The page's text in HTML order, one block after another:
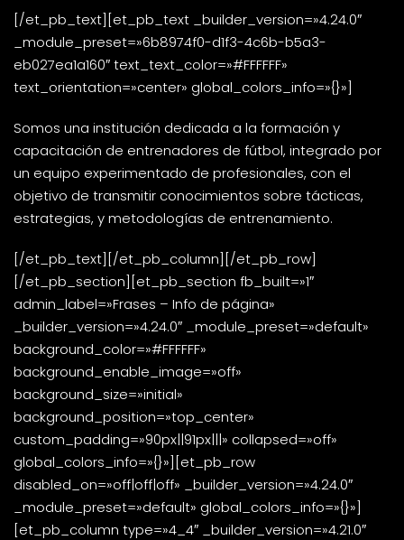
[/et_pb_text][et_pb_text _builder_version=»4.24.0″
_module_preset=»6b8974f0-d1f3-4c6b-b5a3-
eb027ea1a160″ text_text_color=»#FFFFFF»
text_orientation=»center» global_colors_info=»{}»]
Somos una institución dedicada a la formación y
capacitación de entrenadores de fútbol, integrado por
un equipo experimentado de profesionales, con el
objetivo de transmitir conocimientos sobre tácticas,
estrategias, y metodologías de entrenamiento.
[/et_pb_text][/et_pb_column][/et_pb_row]
[/et_pb_section][et_pb_section fb_built=»1″
admin_label=»Frases – Info de página»
_builder_version=»4.24.0″ _module_preset=»default»
background_color=»#FFFFFF»
background_enable_image=»off»
background_size=»initial»
background_position=»top_center»
custom_padding=»90px||91px|||» collapsed=»off»
global_colors_info=»{}»][et_pb_row
disabled_on=»off|off|off» _builder_version=»4.24.0″
_module_preset=»default» global_colors_info=»{}»]
[et_pb_column type=»4_4″ _builder_version=»4.21.0″